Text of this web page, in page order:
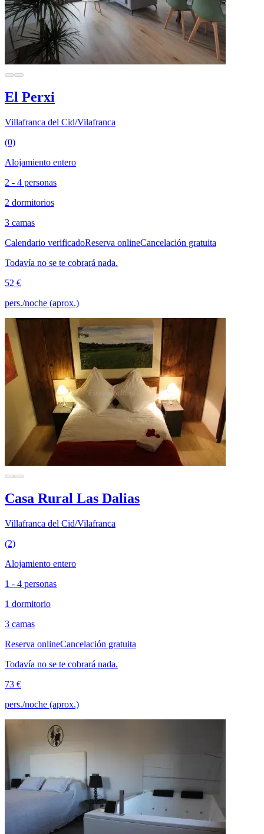
El Perxi
Villafranca del Cid/Vilafranca
(0)
Alojamiento entero
2 - 4 personas
2 dormitorios
3 camas
Calendario verificadoReserva onlineCancelación gratuita
Todavía no se te cobrará nada.
52 €
pers./noche (aprox.)
Casa Rural Las Dalias
Villafranca del Cid/Vilafranca
(2)
Alojamiento entero
1 - 4 personas
1 dormitorio
3 camas
Reserva onlineCancelación gratuita
Todavía no se te cobrará nada.
73 €
pers./noche (aprox.)